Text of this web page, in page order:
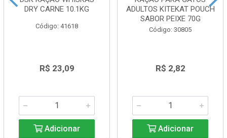
DRY CARNE 10.1KG
Código: 41618
R$ 23,09
Adicionar
ADULTOS KITEKAT POUCH
SABOR PEIXE 70G
Código: 30805
R$ 2,82
Adicionar